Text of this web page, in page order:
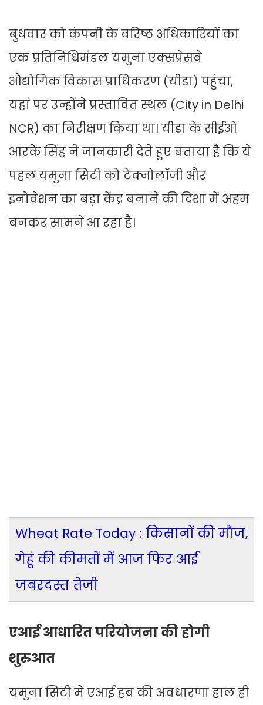
बुधवार को कंपनी के वरिष्ठ अधिकारियों का
एक प्रतिनिधिमंडल यमुना एक्सप्रेसवे
औद्योगिक विकास प्राधिकरण (यीडा) पहुंचा,
यहां पर उन्होंने प्रस्तावित स्थल (City in Delhi
NCR) का निरीक्षण किया था। यीडा के सीईओ
आरके सिंह ने जानकारी देते हुए बताया है कि ये
पहल यमुना सिटी को टेक्नोलॉजी और
इनोवेशन का बड़ा केंद्र बनाने की दिशा में अहम
बनकर सामने आ रहा है।
Wheat Rate Today : किसानों की मौज,
गेहूं की कीमतों में आज फिर आई
जबरदस्त तेजी
एआई आधारित परियोजना की होगी
शुरुआत
यमुना सिटी में एआई हब की अवधारणा हाल ही